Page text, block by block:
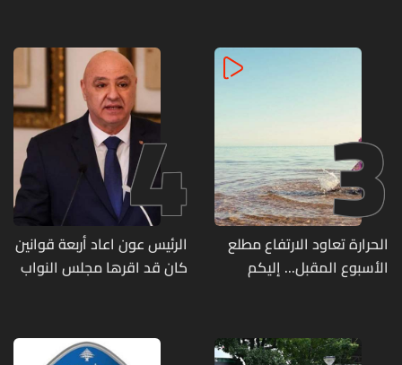
منذ آذار
وقع ضحيّة أعماله؟
3
الحرارة تعاود الارتفاع مطلع
الأسبوع المقبل... إليكم
4
الرئيس عون اعاد أربعة قوانين
كان قد اقرها مجلس النواب